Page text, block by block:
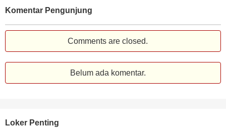
Komentar Pengunjung
Comments are closed.
Belum ada komentar.
Loker Penting